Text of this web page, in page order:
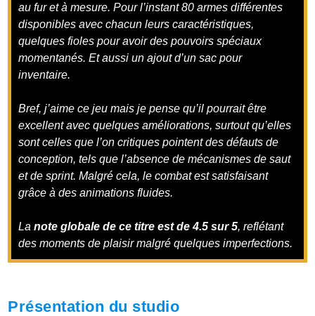
au fur et à mesure. Pour l’instant 80 armes différentes
disponibles avec chacun leurs caractéristiques,
quelques fioles pour avoir des pouvoirs spéciaux
momentanés. Et aussi un ajout d’un sac pour
inventaire.
Bref, j’aime ce jeu mais je pense qu’il pourrait être
excellent avec quelques améliorations, surtout qu’elles
sont celles que l’on critiques pointent des défauts de
conception, tels que l’absence de mécanismes de saut
et de sprint. Malgré cela, le combat est satisfaisant
grâce à des animations fluides.
Lanote globale de ce titre est de 4.5 sur 5, reflétant
des moments de plaisir malgré quelques imperfections.
Présentation du studio